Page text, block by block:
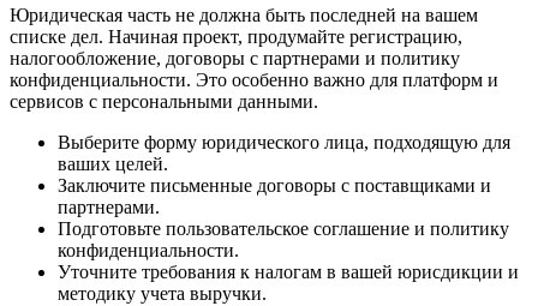
Юридическая часть не должна быть последней на вашем
списке дел. Начиная проект, продумайте регистрацию,
налогообложение, договоры с партнерами и политику
конфиденциальности. Это особенно важно для платформ и
сервисов с персональными данными.
Выберите форму юридического лица, подходящую для
ваших целей.
Заключите письменные договоры с поставщиками и
партнерами.
Подготовьте пользовательское соглашение и политику
конфиденциальности.
Уточните требования к налогам в вашей юрисдикции и
методику учета выручки.